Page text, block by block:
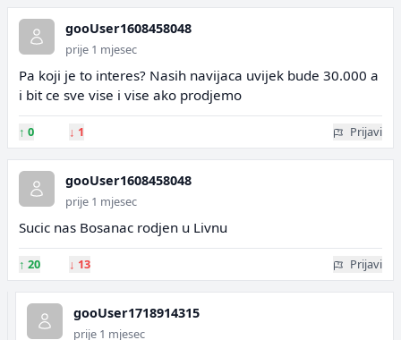
gooUser1608458048
prije 1 mjesec
Pa koji je to interes? Nasih navijaca uvijek bude 30.000 a
i bit ce sve vise i vise ako prodjemo
↑ 0 ↓ 1 Prijavi
gooUser1608458048
prije 1 mjesec
Sucic nas Bosanac rodjen u Livnu
↑ 20 ↓ 13 Prijavi
gooUser1718914315
prije 1 mjesec